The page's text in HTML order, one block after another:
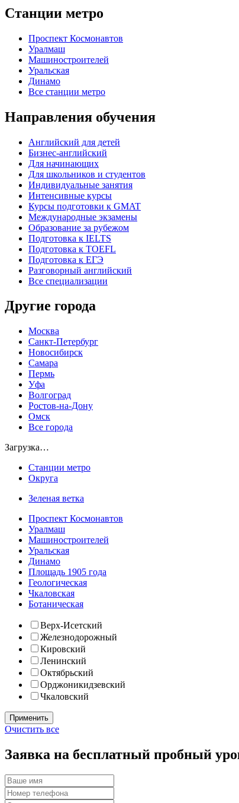
Станции метро
Проспект Космонавтов
Уралмаш
Машиностроителей
Уральская
Динамо
Все станции метро
Направления обучения
Английский для детей
Бизнес-английский
Для начинающих
Для школьников и студентов
Индивидуальные занятия
Интенсивные курсы
Курсы подготовки к GMAT
Международные экзамены
Образование за рубежом
Подготовка к IELTS
Подготовка к TOEFL
Подготовка к ЕГЭ
Разговорный английский
Все специализации
Другие города
Москва
Санкт-Петербург
Новосибирск
Самара
Пермь
Уфа
Волгоград
Ростов-на-Дону
Омск
Все города
Загрузка…
Станции метро
Округа
Зеленая ветка
Проспект Космонавтов
Уралмаш
Машиностроителей
Уральская
Динамо
Площадь 1905 года
Геологическая
Чкаловская
Ботаническая
Верх-Исетский
Железнодорожный
Кировский
Ленинский
Октябрьский
Орджоникидзевский
Чкаловский
Очистить все
Заявка на бесплатный пробный